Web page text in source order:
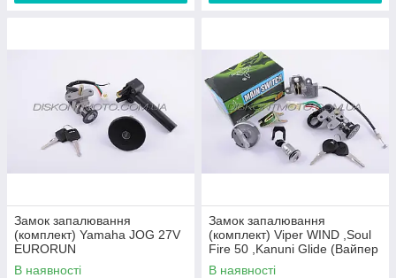
Замок запалювання
(комплект) Yamaha JOG 27V
EURORUN
В наявності
Замок запалювання
(комплект) Viper WIND ,Soul
Fire 50 ,Kanuni Glide (Вайпер
Вінд) EURORUN
В наявності